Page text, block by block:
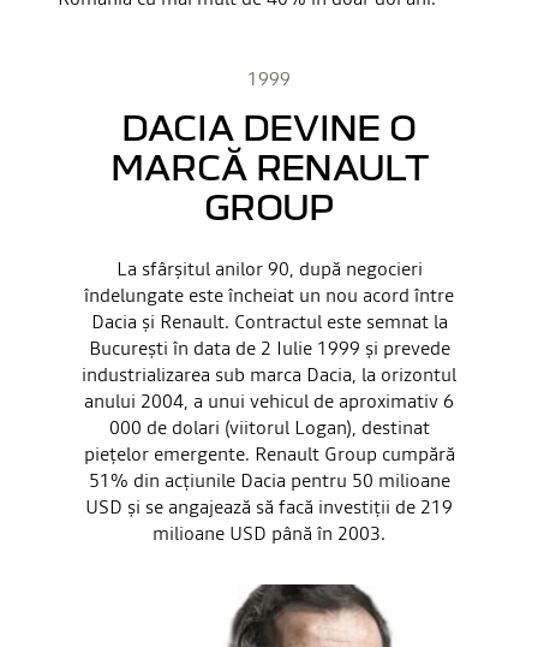
1999
DACIA DEVINE O
MARCĂ RENAULT
GROUP
La sfârșitul anilor 90, după negocieri
îndelungate este încheiat un nou acord între
Dacia și Renault. Contractul este semnat la
București în data de 2 Iulie 1999 și prevede
industrializarea sub marca Dacia, la orizontul
anului 2004, a unui vehicul de aproximativ 6
000 de dolari (viitorul Logan), destinat
piețelor emergente. Renault Group cumpără
51% din acțiunile Dacia pentru 50 milioane
USD și se angajează să facă investiții de 219
milioane USD până în 2003.